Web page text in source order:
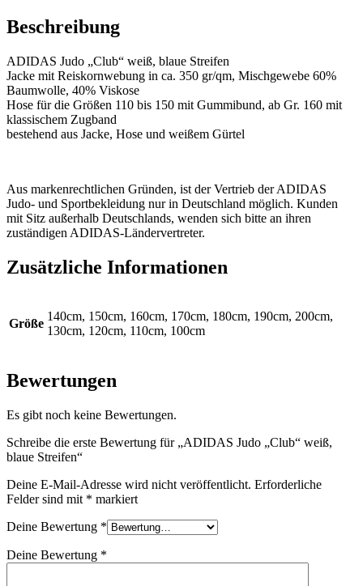
Beschreibung
ADIDAS Judo „Club“ weiß, blaue Streifen
Jacke mit Reiskornwebung in ca. 350 gr/qm, Mischgewebe 60%
Baumwolle, 40% Viskose
Hose für die Größen 110 bis 150 mit Gummibund, ab Gr. 160 mit
klassischem Zugband
bestehend aus Jacke, Hose und weißem Gürtel
Aus markenrechtlichen Gründen, ist der Vertrieb der ADIDAS
Judo- und Sportbekleidung nur in Deutschland möglich. Kunden
mit Sitz außerhalb Deutschlands, wenden sich bitte an ihren
zuständigen ADIDAS-Ländervertreter.
Zusätzliche Informationen
Größe
140cm, 150cm, 160cm, 170cm, 180cm, 190cm, 200cm,
130cm, 120cm, 110cm, 100cm
Bewertungen
Es gibt noch keine Bewertungen.
Schreibe die erste Bewertung für „ADIDAS Judo „Club“ weiß,
blaue Streifen“
Deine E-Mail-Adresse wird nicht veröffentlicht. Erforderliche
Felder sind mit * markiert
Deine Bewertung *
Deine Bewertung *